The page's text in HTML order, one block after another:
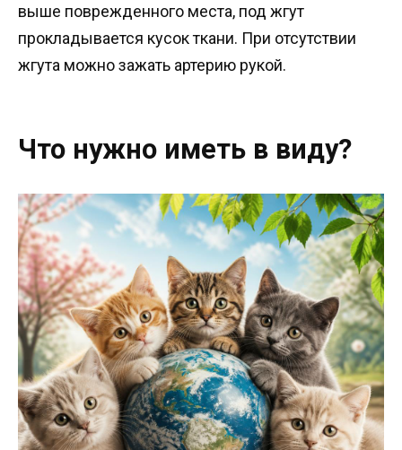
выше поврежденного места, под жгут
прокладывается кусок ткани. При отсутствии
жгута можно зажать артерию рукой.
Что нужно иметь в виду?